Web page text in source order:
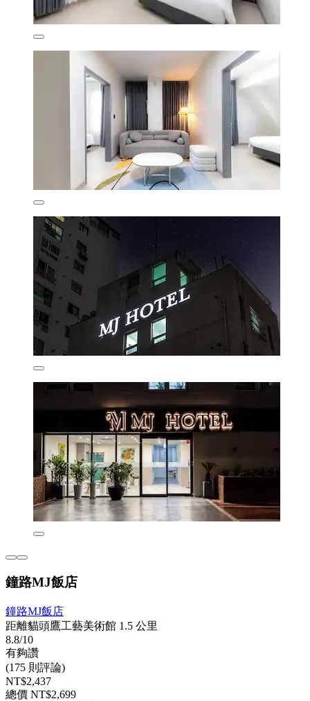
鐘路MJ飯店
鐘路MJ飯店
距離貓頭鷹工藝美術館 1.5 公里
8.8/10
有夠讚
(175 則評論)
NT$2,437
總價 NT$2,699